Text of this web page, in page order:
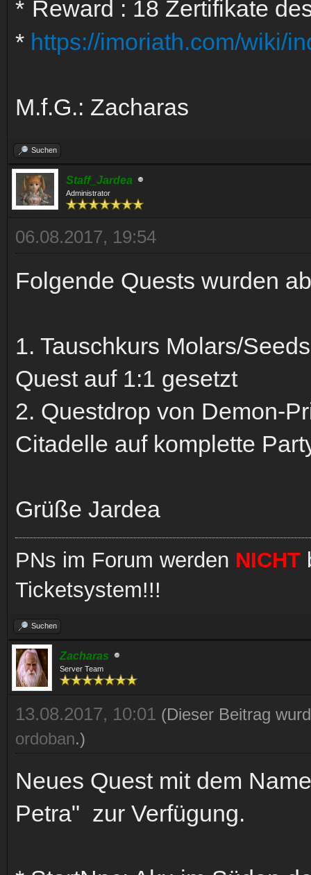
* Reward : 18 Zertifikate
* https://imoriath.com/wiki/
M.f.G.: Zacharas
Suchen
Staff_Jardea
Administrator
06.08.2017, 19:54
Folgende Quests wurden
1. Tauschkurs Molars/
Quest auf 1:1 gesetzt
2. Questdrop von Demon-
Citadelle auf komplette
Grüße Jardea
PNs im Forum werden NICHT
Ticketsystem!!!
Suchen
Zacharas
Server Team
13.08.2017, 10:01 (Dieser Beitrag
ordoban.)
Neues Quest mit dem
Petra" zur Verfügung.